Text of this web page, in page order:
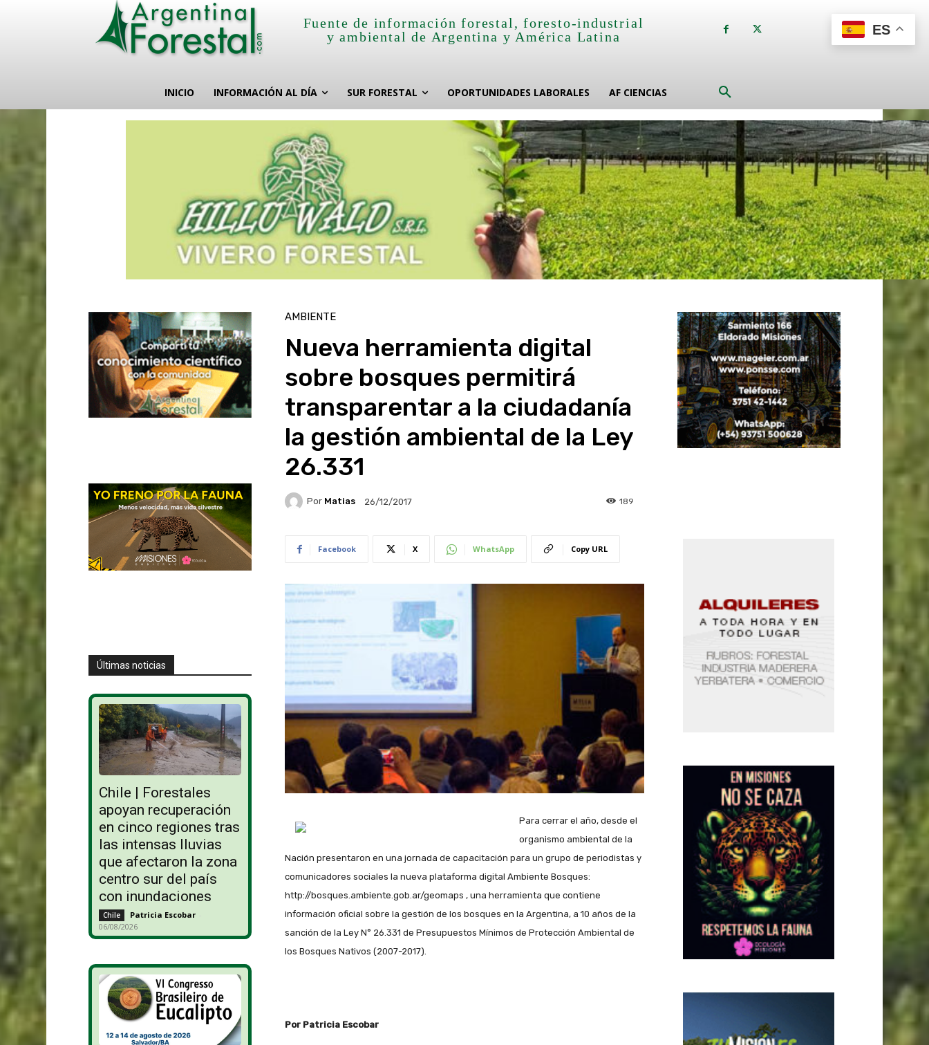
Fuente de información forestal, foresto-industrial
y ambiental de Argentina y América Latina
INICIO INFORMACIÓN AL DÍA SUR FORESTAL OPORTUNIDADES LABORALES AF CIENCIAS
Últimas noticias
Chile | Forestales
apoyan recuperación
en cinco regiones tras
las intensas lluvias
que afectaron la zona
centro sur del país
con inundaciones
Chile Patricia Escobar -
06/08/2026
AMBIENTE
Nueva herramienta digital
sobre bosques permitirá
transparentar a la ciudadanía
la gestión ambiental de la Ley
26.331
Por Matias 26/12/2017 189
Facebook X WhatsApp Copy URL
Para cerrar el año, desde el
organismo ambiental de la
Nación presentaron en una jornada de capacitación para un grupo de periodistas y
comunicadores sociales la nueva plataforma digital Ambiente Bosques:
http://bosques.ambiente.gob.ar/geomaps , una herramienta que contiene
información oficial sobre la gestión de los bosques en la Argentina, a 10 años de la
sanción de la Ley N° 26.331 de Presupuestos Mínimos de Protección Ambiental de
los Bosques Nativos (2007-2017).
Por Patricia Escobar
ES